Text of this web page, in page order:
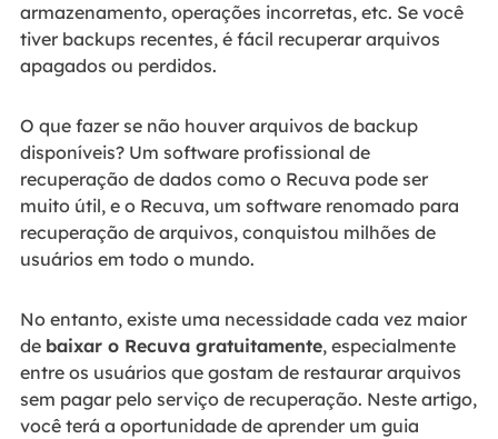
armazenamento, operações incorretas, etc. Se você
tiver backups recentes, é fácil recuperar arquivos
apagados ou perdidos.
O que fazer se não houver arquivos de backup
disponíveis? Um software profissional de
recuperação de dados como o Recuva pode ser
muito útil, e o Recuva, um software renomado para
recuperação de arquivos, conquistou milhões de
usuários em todo o mundo.
No entanto, existe uma necessidade cada vez maior
de baixar o Recuva gratuitamente, especialmente
entre os usuários que gostam de restaurar arquivos
sem pagar pelo serviço de recuperação. Neste artigo,
você terá a oportunidade de aprender um guia